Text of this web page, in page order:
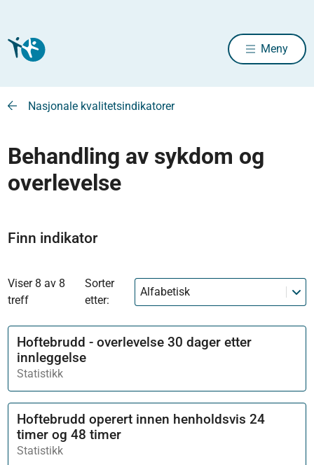
Meny
Nasjonale kvalitetsindikatorer
Behandling av sykdom og
overlevelse
Finn indikator
Viser 8 av 8
treff
Sorter
etter:
Alfabetisk
Hoftebrudd - overlevelse 30 dager etter
innleggelse
Statistikk
Hoftebrudd operert innen henholdsvis 24
timer og 48 timer
Statistikk